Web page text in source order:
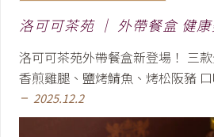
洛可可茶苑 │ 外帶餐盒 健
洛可可茶苑外帶餐盒新登場！ 三
香煎雞腿、鹽烤鯖魚、烤松阪豬
remove 2025.12.2